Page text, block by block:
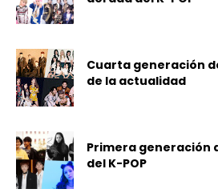
Cuarta generación
de la actualidad
Primera generación
del K-POP